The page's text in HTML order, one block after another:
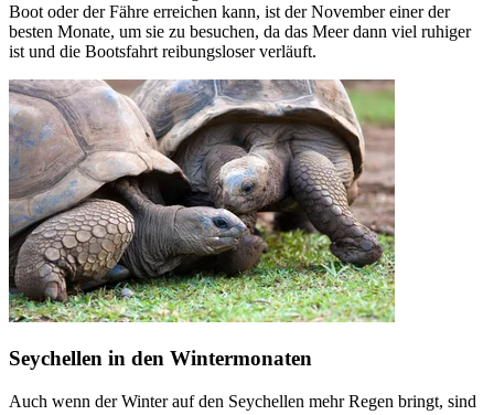
Boot oder der Fähre erreichen kann, ist der November einer der
besten Monate, um sie zu besuchen, da das Meer dann viel ruhiger
ist und die Bootsfahrt reibungsloser verläuft.
Seychellen in den Wintermonaten
Auch wenn der Winter auf den Seychellen mehr Regen bringt, sind